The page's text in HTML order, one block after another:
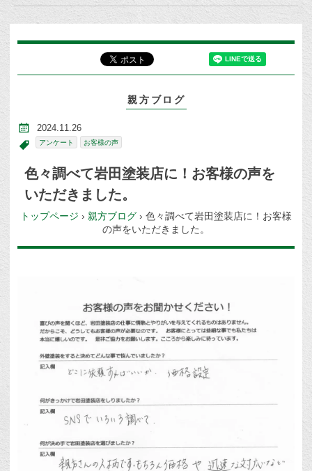
親方ブログ
2024.11.26
アンケート お客様の声
色々調べて岩田塗装店に！お客様の声を
いただきました。
トップページ › 親方ブログ › 色々調べて岩田塗装店に！お客様
の声をいただきました。